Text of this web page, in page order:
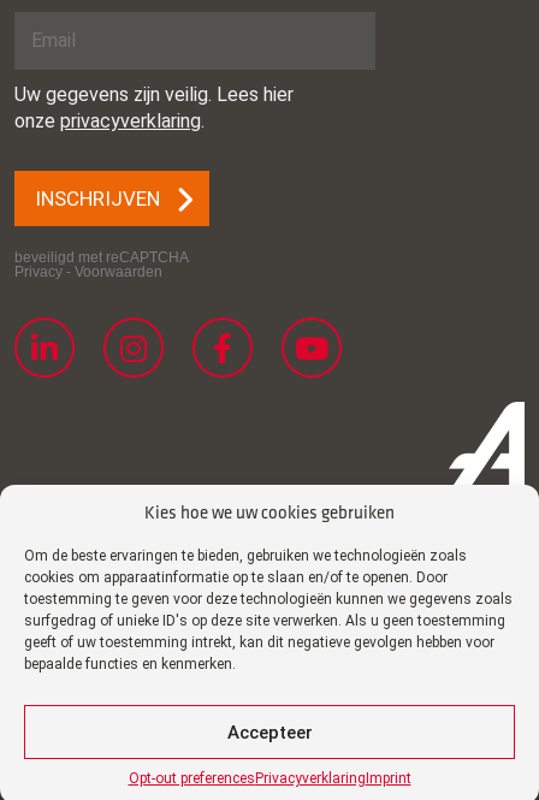
Kies hoe we uw cookies gebruiken
Om de beste ervaringen te bieden, gebruiken we technologieën zoals
cookies om apparaatinformatie op te slaan en/of te openen. Door
toestemming te geven voor deze technologieën kunnen we gegevens zoals
surfgedrag of unieke ID's op deze site verwerken. Als u geen toestemming
geeft of uw toestemming intrekt, kan dit negatieve gevolgen hebben voor
bepaalde functies en kenmerken.
Accepteer
Opt-out preferences Privacyverklaring Imprint
Privacyverklaring
Cookiebeleid
Imprint
FAQ